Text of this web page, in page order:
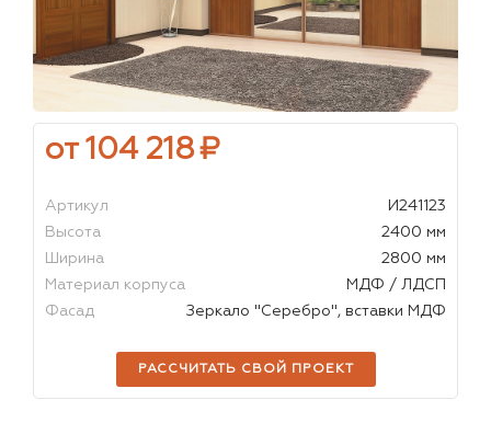
от 104 218₽
Артикул
И241123
Высота
2400 мм
Ширина
2800 мм
Материал корпуса
МДФ / ЛДСП
Фасад
Зеркало "Серебро", вставки МДФ
РАССЧИТАТЬ СВОЙ ПРОЕКТ